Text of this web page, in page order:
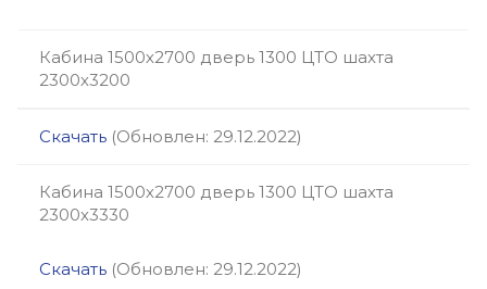
Кабина 1500х2700 дверь 1300 ЦТО шахта
2300х3200
Скачать (Обновлен: 29.12.2022)
Кабина 1500х2700 дверь 1300 ЦТО шахта
2300х3330
Скачать (Обновлен: 29.12.2022)